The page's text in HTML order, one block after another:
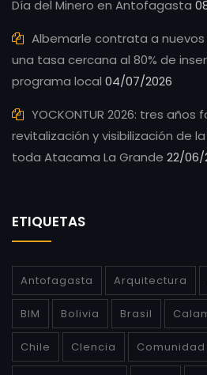
Día del Minero en Antofagasta
Albemarle contrata a
una tasa cercana al 80% de
programa local 04/07/2026
YOCKONTUR 2026: tres
revitalización y visibilización de
toda Atacama La Grande 22/06/
ETIQUETAS
Antofagasta Arquitectura
BIM Bolivia Brasil
Chile CIencia Comunidad